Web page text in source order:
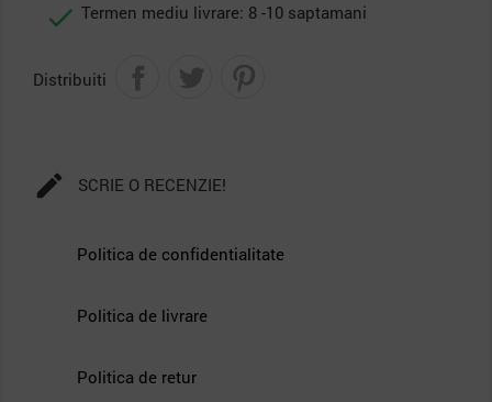
 Termen mediu livrare: 8 -10 saptamani
Distribuiti
 SCRIE O RECENZIE!
Politica de confidentialitate
Politica de livrare
Politica de retur